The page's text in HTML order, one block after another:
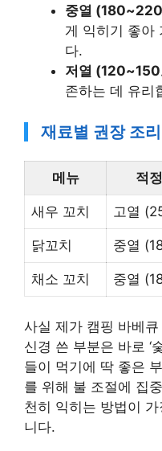
중열
게 익히기 좋아
다.
저열
존하는 데 유리
재료별 권장 조
메뉴 적
새우 꼬치 고열
닭꼬치 중열
채소 꼬치 중열
사실 제가 캠핑 바베
신경 쓴 부분은 바로 ‘
들이 먹기에 딱 좋은
를 위해 불 조절에 집
천히 익히는 방법이
니다.